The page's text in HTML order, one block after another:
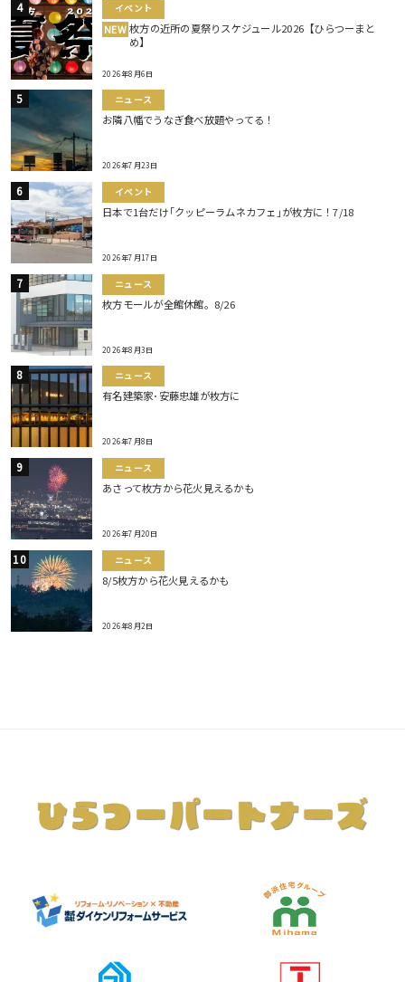
イベント
NEW 枚方の近所の夏祭りスケジュール2026【ひらつーまと
め】
2026年8月6日
ニュース
お隣八幡でうなぎ食べ放題やってる！
2026年7月23日
イベント
日本で1台だけ｢クッピーラムネカフェ｣が枚方に！7/18
2026年7月17日
ニュース
枚方モールが全館休館。8/26
2026年8月3日
ニュース
有名建築家･安藤忠雄が枚方に
2026年7月8日
ニュース
あさって枚方から花火見えるかも
2026年7月20日
ニュース
8/5枚方から花火見えるかも
2026年8月2日